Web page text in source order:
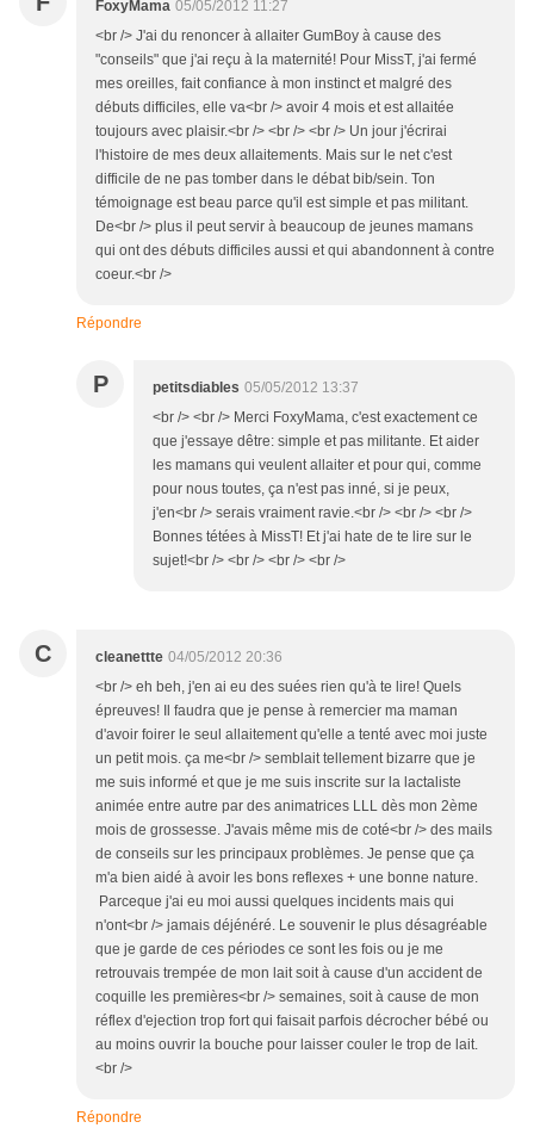
FoxyMama 05/05/2012 11:27
<br /> J'ai du renoncer à allaiter GumBoy à cause des
"conseils" que j'ai reçu à la maternité! Pour MissT, j'ai fermé
mes oreilles, fait confiance à mon instinct et malgré des
débuts difficiles, elle va<br /> avoir 4 mois et est allaitée
toujours avec plaisir.<br /> <br /> <br /> Un jour j'écrirai
l'histoire de mes deux allaitements. Mais sur le net c'est
difficile de ne pas tomber dans le débat bib/sein. Ton
témoignage est beau parce qu'il est simple et pas militant.
De<br /> plus il peut servir à beaucoup de jeunes mamans
qui ont des débuts difficiles aussi et qui abandonnent à contre
coeur.<br />
Répondre
P petitsdiables 05/05/2012 13:37
<br /> <br /> Merci FoxyMama, c'est exactement ce
que j'essaye dêtre: simple et pas militante. Et aider
les mamans qui veulent allaiter et pour qui, comme
pour nous toutes, ça n'est pas inné, si je peux,
j'en<br /> serais vraiment ravie.<br /> <br /> <br />
Bonnes tétées à MissT! Et j'ai hate de te lire sur le
sujet!<br /> <br /> <br /> <br />
C cleanettte 04/05/2012 20:36
<br /> eh beh, j'en ai eu des suées rien qu'à te lire! Quels
épreuves! Il faudra que je pense à remercier ma maman
d'avoir foirer le seul allaitement qu'elle a tenté avec moi juste
un petit mois. ça me<br /> semblait tellement bizarre que je
me suis informé et que je me suis inscrite sur la lactaliste
animée entre autre par des animatrices LLL dès mon 2ème
mois de grossesse. J'avais même mis de coté<br /> des mails
de conseils sur les principaux problèmes. Je pense que ça
m'a bien aidé à avoir les bons reflexes + une bonne nature.
Parceque j'ai eu moi aussi quelques incidents mais qui
n'ont<br /> jamais déjénéré. Le souvenir le plus désagréable
que je garde de ces périodes ce sont les fois ou je me
retrouvais trempée de mon lait soit à cause d'un accident de
coquille les premières<br /> semaines, soit à cause de mon
réflex d'ejection trop fort qui faisait parfois décrocher bébé ou
au moins ouvrir la bouche pour laisser couler le trop de lait.
<br />
Répondre